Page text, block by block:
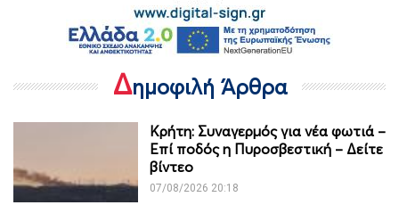
Δημοφιλή Άρθρα
Κρήτη: Συναγερμός για νέα φωτιά –
Επί ποδός η Πυροσβεστική – Δείτε
βίντεο
07/08/2026 20:18